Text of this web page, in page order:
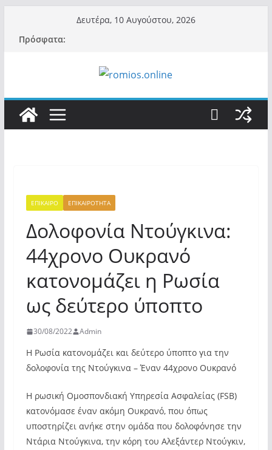
περιεχόμενο
Δευτέρα, 10 Αυγούστου, 2026
Πρόσφατα:
ΕΠΙΚΑΙΡΟ ΕΠΙΚΑΙΡΟΤΗΤΑ
Δολοφονία Ντούγκινα:
44χρονο Ουκρανό
κατονομάζει η Ρωσία
ως δεύτερο ύποπτο
30/08/2022 Admin
Η Ρωσία κατονομάζει και δεύτερο ύποπτο για την
δολοφονία της Ντούγκινα – Έναν 44χρονο Ουκρανό
Η ρωσική Ομοσπονδιακή Υπηρεσία Ασφαλείας (FSB)
κατονόμασε έναν ακόμη Ουκρανό, που όπως
υποστηρίζει ανήκε στην ομάδα που δολοφόνησε την
Ντάρια Ντούγκινα, την κόρη του Αλεξάντερ Ντούγκιν,